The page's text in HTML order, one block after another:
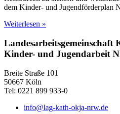
dem Kinder- und Jugendförderplan
Weiterlesen »
Landesarbeitsgemeinschaft
Kinder- und Jugendarbeit
Breite Straße 101
50667 Köln
Tel: 0221 899 933-0
info@lag-kath-okja-nrw.de